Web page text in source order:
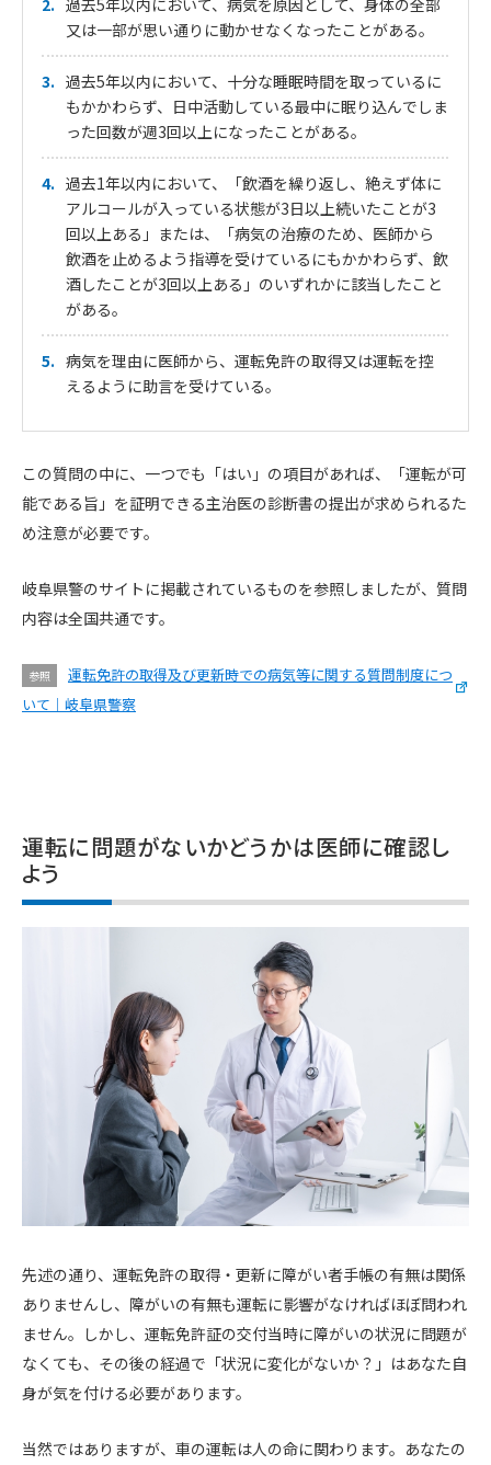
又は一部が思い通りに動かせなくなったことがある。
過去5年以内において、十分な睡眠時間を取っているに
もかかわらず、日中活動している最中に眠り込んでしま
った回数が週3回以上になったことがある。
過去1年以内において、「飲酒を繰り返し、絶えず体に
アルコールが入っている状態が3日以上続いたことが3
回以上ある」または、「病気の治療のため、医師から
飲酒を止めるよう指導を受けているにもかかわらず、飲
酒したことが3回以上ある」のいずれかに該当したこと
がある。
病気を理由に医師から、運転免許の取得又は運転を控
えるように助言を受けている。
この質問の中に、一つでも「はい」の項目があれば、「運転が可
能である旨」を証明できる主治医の診断書の提出が求められるた
め注意が必要です。
岐阜県警のサイトに掲載されているものを参照しましたが、質問
内容は全国共通です。
参照
運転免許の取得及び更新時での病気等に関する質問制度につ
いて｜岐阜県警察
運転に問題がないかどうかは医師に確認し
よう
先述の通り、運転免許の取得・更新に障がい者手帳の有無は関係
ありませんし、障がいの有無も運転に影響がなければほぼ問われ
ません。しかし、運転免許証の交付当時に障がいの状況に問題が
なくても、その後の経過で「状況に変化がないか？」はあなた自
身が気を付ける必要があります。
当然ではありますが、車の運転は人の命に関わります。あなたの